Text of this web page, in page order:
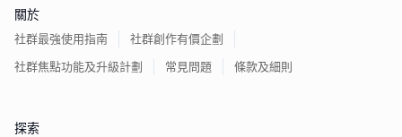
關於
社群最強使用指南
社群創作有價企劃
社群焦點功能及升級計劃
常見問題 條款及細則
探索